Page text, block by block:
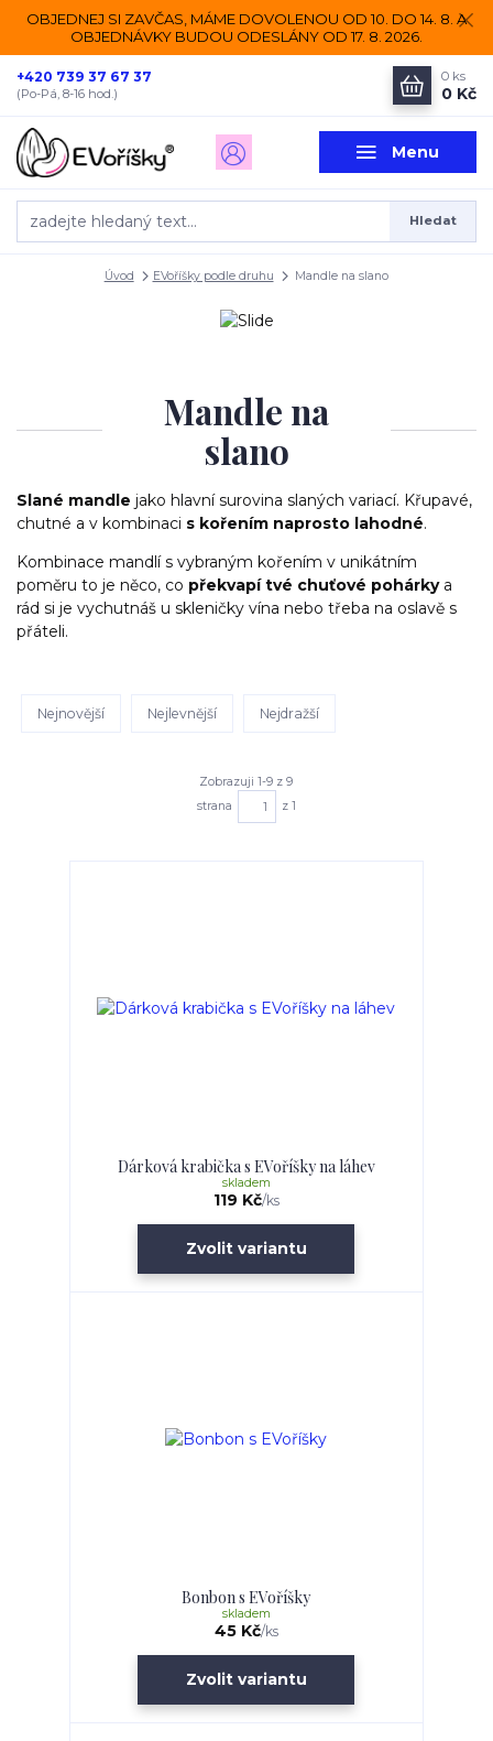
OBJEDNEJ SI ZAVČAS, MÁME DOVOLENOU OD 10. DO 14. 8. A
OBJEDNÁVKY BUDOU ODESLÁNY OD 17. 8. 2026.
Menu
Hledat
+420 739 37 67 37
(Po-Pá, 8-16 hod.)
0 ks
0 Kč
Úvod EVoříšky podle druhu Mandle na slano
Mandle na
slano
Slané mandle jako hlavní surovina slaných variací. Křupavé,
chutné a v kombinaci s kořením naprosto lahodné.
Kombinace mandlí s vybraným kořením v unikátním
poměru to je něco, co překvapí tvé chuťové pohárkya
rád si je vychutnáš u skleničky vína nebo třeba na oslavě s
přáteli.
Nejnovější Nejlevnější Nejdražší
Zobrazuji 1-9 z 9
strana
z 1
Dárková krabička s EVoříšky na láhev
119 Kč/ks
skladem
Zvolit variantu
Bonbon s EVoříšky
45 Kč/ks
skladem
Zvolit variantu